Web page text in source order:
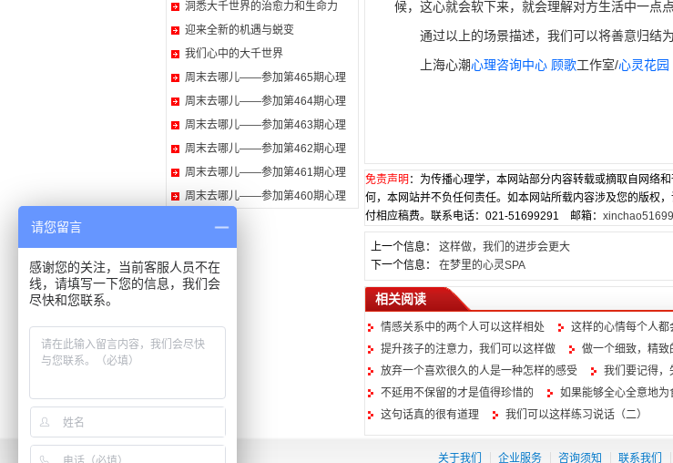
洞悉大千世界的治愈力和生命力
迎来全新的机遇与蜕变
我们心中的大千世界
周末去哪儿——参加第465期心理
周末去哪儿——参加第464期心理
周末去哪儿——参加第463期心理
周末去哪儿——参加第462期心理
周末去哪儿——参加第461期心理
周末去哪儿——参加第460期心理
候，这心就会软下来，就会理解对方生活中一点
通过以上的场景描述，我们可以将善意归结为
上海心潮心理咨询中心 顾歌工作室/心灵花园
免责声明 ：为传播心理学，本网站部分内容转载或摘取自网络
何，本网站并不负任何责任。如本网站所载内容涉及您的版权
付相应稿费。联系电话：021-51699291 邮箱：
上一个信息： 这样做，我们的进步会更大
下一个信息： 在梦里的心灵SPA
相关阅读
情感关系中的两个人可以这样相处
这样的心情每个人都
提升孩子的注意力，我们可以这样做
做一个细致，精致
放弃一个喜欢很久的人是一种怎样的感受
我们要记得，
不延用不保留的才是值得珍惜的
如果能够全心全意地为
这句话真的很有道理
我们可以这样练习说话（二）
关于我们 企业服务 咨询须知 联系我们
请您留言
感谢您的关注，当前客服人员不在
线，请填写一下您的信息，我们会
尽快和您联系。